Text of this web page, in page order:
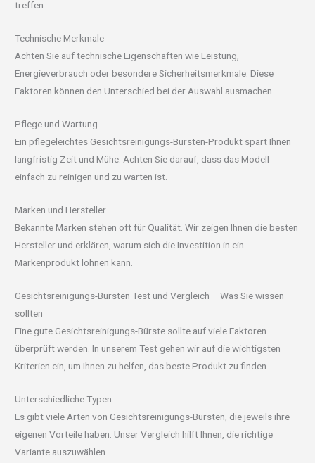
treffen.
Technische Merkmale
Achten Sie auf technische Eigenschaften wie Leistung,
Energieverbrauch oder besondere Sicherheitsmerkmale. Diese
Faktoren können den Unterschied bei der Auswahl ausmachen.
Pflege und Wartung
Ein pflegeleichtes Gesichtsreinigungs-Bürsten-Produkt spart Ihnen
langfristig Zeit und Mühe. Achten Sie darauf, dass das Modell
einfach zu reinigen und zu warten ist.
Marken und Hersteller
Bekannte Marken stehen oft für Qualität. Wir zeigen Ihnen die besten
Hersteller und erklären, warum sich die Investition in ein
Markenprodukt lohnen kann.
Gesichtsreinigungs-Bürsten Test und Vergleich – Was Sie wissen
sollten
Eine gute Gesichtsreinigungs-Bürste sollte auf viele Faktoren
überprüft werden. In unserem Test gehen wir auf die wichtigsten
Kriterien ein, um Ihnen zu helfen, das beste Produkt zu finden.
Unterschiedliche Typen
Es gibt viele Arten von Gesichtsreinigungs-Bürsten, die jeweils ihre
eigenen Vorteile haben. Unser Vergleich hilft Ihnen, die richtige
Variante auszuwählen.